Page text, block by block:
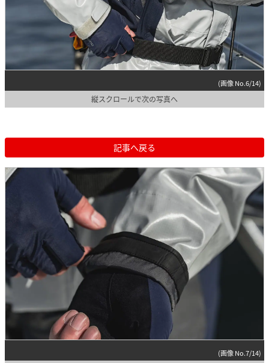
(画像 No.6/14)
縦スクロールで次の写真へ
記事へ戻る
(画像 No.7/14)